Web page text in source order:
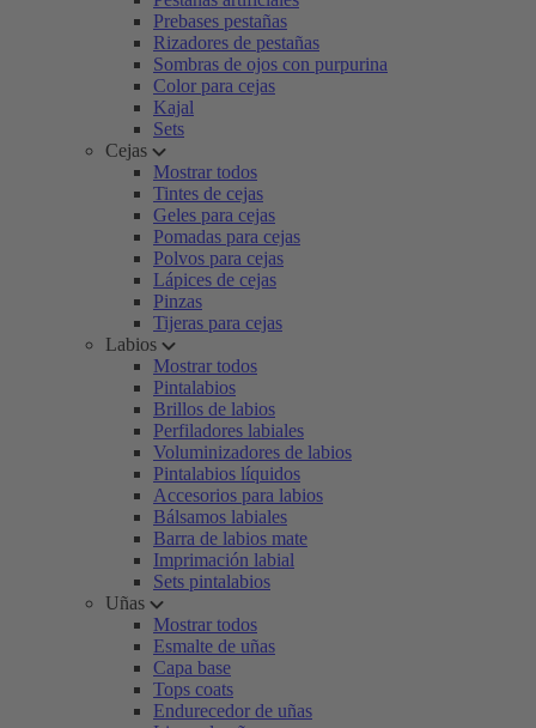
Prebases pestañas
Rizadores de pestañas
Sombras de ojos con purpurina
Color para cejas
Kajal
Sets
Cejas
Mostrar todos
Tintes de cejas
Geles para cejas
Pomadas para cejas
Polvos para cejas
Lápices de cejas
Pinzas
Tijeras para cejas
Labios
Mostrar todos
Pintalabios
Brillos de labios
Perfiladores labiales
Voluminizadores de labios
Pintalabios líquidos
Accesorios para labios
Bálsamos labiales
Barra de labios mate
Imprimación labial
Sets pintalabios
Uñas
Mostrar todos
Esmalte de uñas
Capa base
Tops coats
Endurecedor de uñas